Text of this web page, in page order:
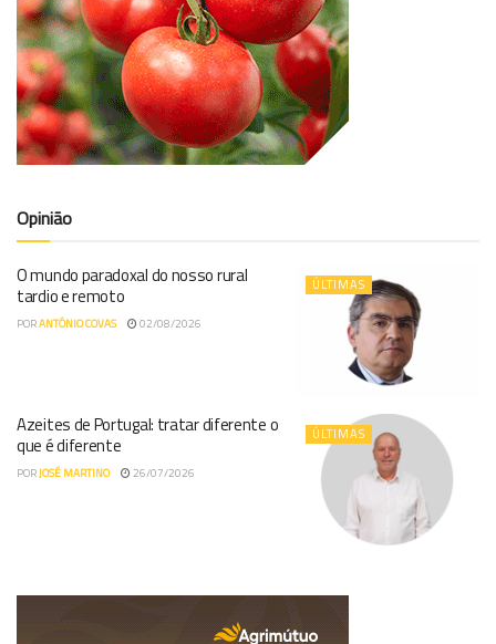
Opinião
ÚLTIMAS
O mundo paradoxal do nosso rural
tardio e remoto
PORANTÓNIO COVAS 02/08/2026
ÚLTIMAS
Azeites de Portugal: tratar diferente o
que é diferente
PORJOSÉ MARTINO 26/07/2026